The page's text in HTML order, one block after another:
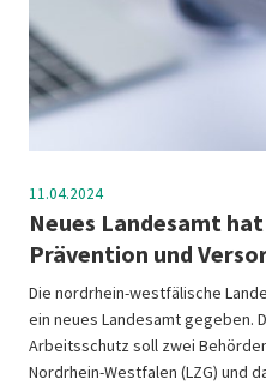
11.04.2024
Neues Landesamt
Prävention und
Die nordrhein-westfälische
ein neues Landesamt gegeben.
Arbeitsschutz soll zwei
Nordrhein-Westfalen (LZG) und